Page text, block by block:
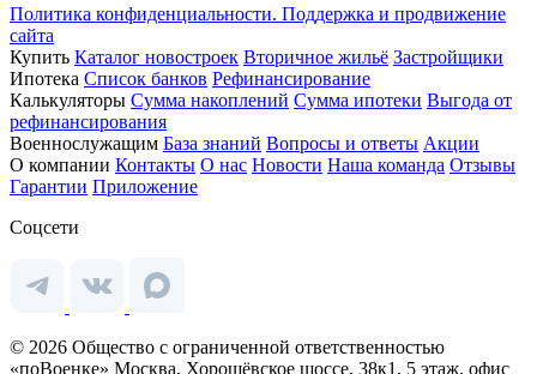
Политика конфиденциальности. Поддержка и продвижение
сайта
Купить Каталог новостроек Вторичное жильё Застройщики
Ипотека Список банков Рефинансирование
Калькуляторы Сумма накоплений Сумма ипотеки Выгода от
рефинансирования
Военнослужащим База знаний Вопросы и ответы Акции
О компании Контакты О нас Новости Наша команда Отзывы
Гарантии Приложение
Соцсети
© 2026 Общество с ограниченной ответственностью
«поВоенке» Москва, Хорошёвское шоссе, 38к1, 5 этаж, офис